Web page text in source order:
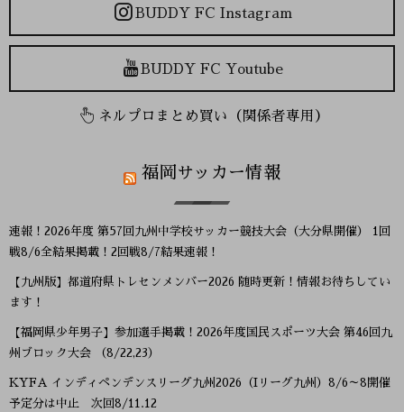
BUDDY FC Instagram
BUDDY FC Youtube
ネルプロまとめ買い（関係者専用）
福岡サッカー情報
速報！2026年度 第57回九州中学校サッカー競技大会（大分県開催） 1回
戦8/6全結果掲載！2回戦8/7結果速報！
【九州版】都道府県トレセンメンバー2026 随時更新！情報お待ちしてい
ます！
【福岡県少年男子】参加選手掲載！2026年度国民スポーツ大会 第46回九
州ブロック大会 （8/22,23）
KYFA インディペンデンスリーグ九州2026（Iリーグ九州）8/6～8開催
予定分は中止 次回8/11.12